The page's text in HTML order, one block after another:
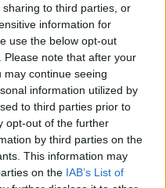
to third parties, or
information for
use the below opt-out
note that after your
continue seeing
information utilized by
to third parties prior to
opt-out of the further
by third parties on the
This information may
on the IAB’s List of
O Registo Em Imagens E
Opiniões Do Que Foi O
PORTO RH MEETING!!